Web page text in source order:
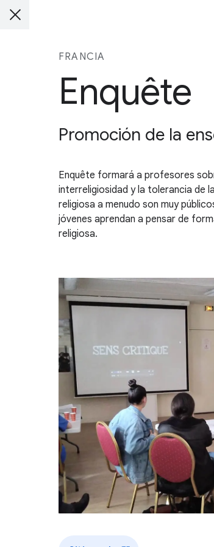
FRANCIA
Enquête
Promoción de la
Enquête formará a profesores
interreligiosidad y la tolerancia de
religiosa a menudo son muy
jóvenes aprendan a pensar de
religiosa.